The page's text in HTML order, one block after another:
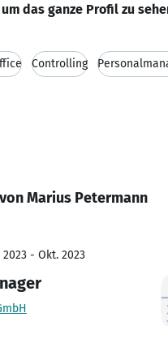
das ganze Profil zu
Controlling
Marius Petermann
- Okt. 2023